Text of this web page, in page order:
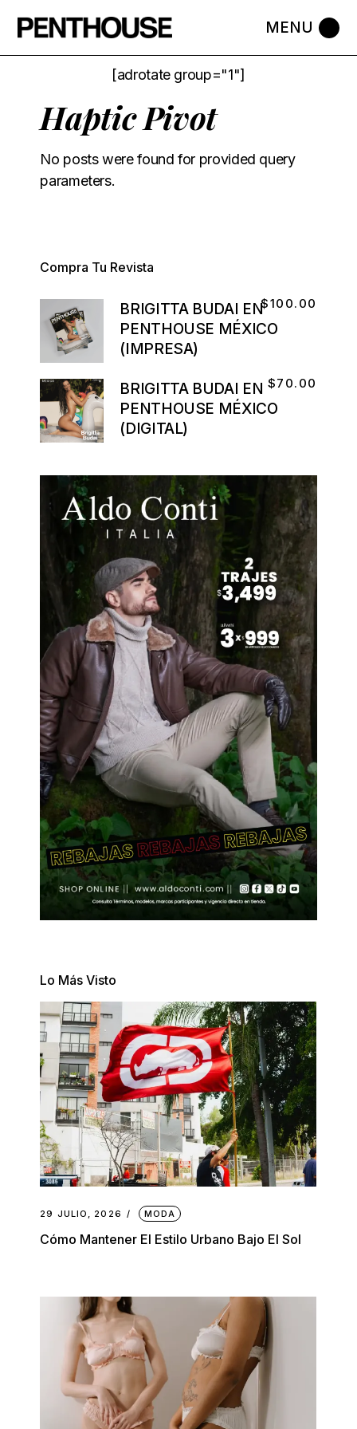
[adrotate group="1"]
Haptic Pivot
No posts were found for provided query
parameters.
Compra Tu Revista
BRIGITTA BUDAI EN
PENTHOUSE MÉXICO
(IMPRESA)
$100.00
BRIGITTA BUDAI EN
PENTHOUSE MÉXICO
(DIGITAL)
$70.00
Lo Más Visto
29 JULIO, 2026 MODA
Cómo Mantener El Estilo Urbano Bajo El Sol